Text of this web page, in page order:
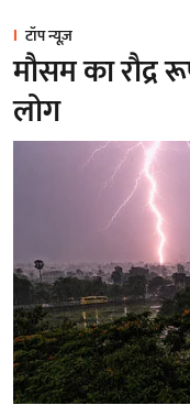
टॉप न्यूज़
मौसम का रौद्र
लोग